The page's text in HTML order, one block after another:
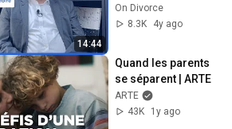
14:44
compensatoire -
Maître Henry
partenaire on
divorce®
On Divorce
8.3K
4y ago
Quand les parents
se séparent | ARTE
ARTE
43K
1y ago